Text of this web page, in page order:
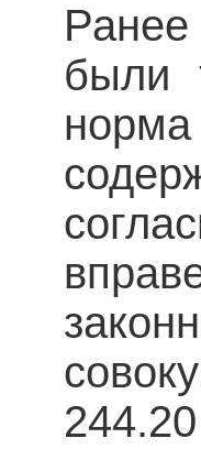
были